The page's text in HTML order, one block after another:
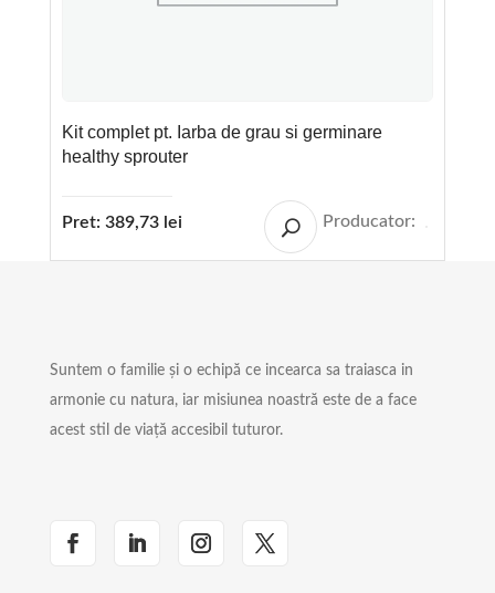
Kit complet pt. Iarba de grau si germinare
healthy sprouter
Pret: 389,73 lei Producator:
Suntem o familie și o echipă ce incearca sa traiasca in
armonie cu natura, iar misiunea noastră este de a face
acest stil de viață accesibil tuturor.